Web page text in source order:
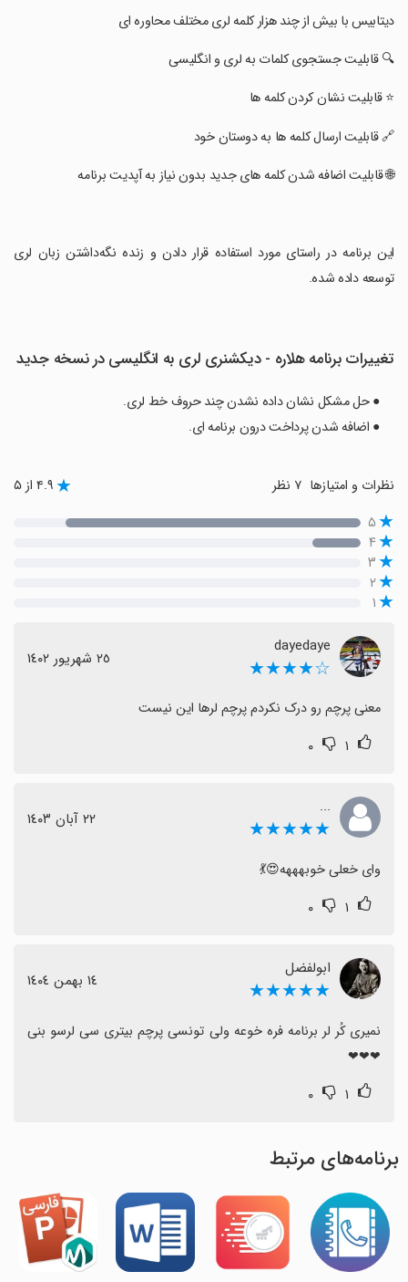
‏دیتابیس با بیش از چند هزار کلمه لری مختلف محاوره ای
‏🔍 قابلیت جستجوی کلمات به لری و انگلیسی
‏⭐ قابلیت نشان کردن کلمه ها
‏🔗 قابلیت ارسال کلمه ها به دوستان خود
‏🌐 قابلیت اضافه شدن کلمه های جدید بدون نیاز به آپدیت برنامه
‏این برنامه در راستای مورد استفاده قرار دادن و زنده نگه‌داشتن زبان لری
توسعه داده شده.
تغییرات برنامه هلاره - دیکشنری لری به انگلیسی در نسخه جدید
● حل مشکل نشان داده نشدن چند حروف خط لری.
● اضافه شدن پرداخت درون برنامه ای.
نظرات و امتیازها ۴.۹ از ۵
۵
۴
۳
۲
۱
dayedaye
☆★★★★ ٢٥ شهریور ١٤٠٢
معنی پرچم رو درک نکردم پرچم لرها این نیست
۱ ۰
...
★★★★★ ٢٢ آبان ١٤٠٣
وای خعلی خوبهههه😍💃
۱ ۰
ابولفضل
★★★★★ ١٤ بهمن ١٤٠٤
❤❤❤
۱ ۰
برنامه‌های مرتبط